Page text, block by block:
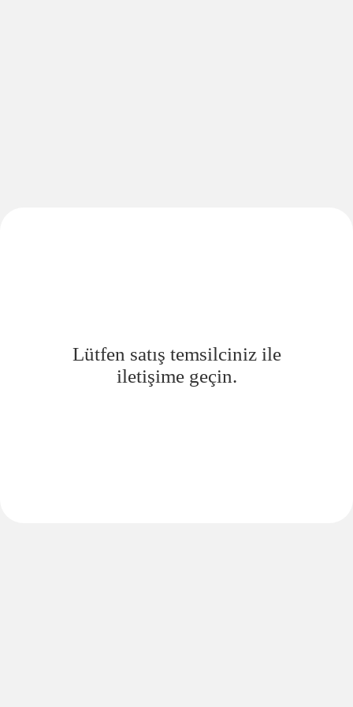
Lütfen satış temsilciniz ile
iletişime geçin.